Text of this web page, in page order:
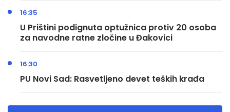
U Prištini podignuta optužnica protiv 20 osoba
za navodne ratne zločine u Đakovici
16:35
PU Novi Sad: Rasvetljeno devet teških krađa
16:30